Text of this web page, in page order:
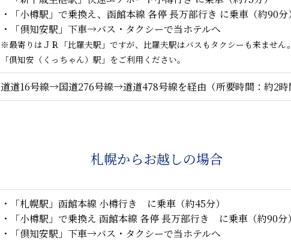
・「小樽駅」で乗換え、函館本線 各停 長万部行き に乗車（約90分
・「倶知安駅」下車→バス・タクシーで当ホテルへ
※最寄りはＪＲ「比羅夫駅」ですが、比羅夫駅はバスもタクシーも来ません
「倶知安（くっちゃん）駅」をご利用ください。
道道16号線→国道276号線→道道478号線を経由（所要時間：約2時
札幌からお越しの場合
・「札幌駅」函館本線 小樽行き に乗車（約45分）
・「小樽駅」で乗換え 函館本線 各停 長万部行き に乗車（約90分
・「倶知安駅」下車→バス・タクシーで当ホテルへ